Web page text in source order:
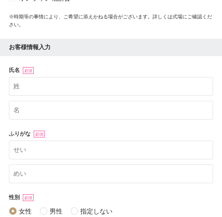
※時期等の事情により、ご希望に添えかねる場合がございます。詳しくは式場にご確認くだ
さい。
お客様情報入力
氏名 必須
ふりがな 必須
性別 必須
女性 男性 指定しない